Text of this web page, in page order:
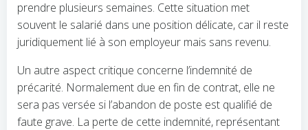
prendre plusieurs semaines. Cette situation met
souvent le salarié dans une position délicate, car il reste
juridiquement lié à son employeur mais sans revenu.
Un autre aspect critique concerne l’indemnité de
précarité. Normalement due en fin de contrat, elle ne
sera pas versée si l’abandon de poste est qualifié de
faute grave. La perte de cette indemnité, représentant